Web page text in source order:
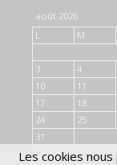
août 2026
L
M
3
4
10
11
17
18
24
25
31
Les cookies